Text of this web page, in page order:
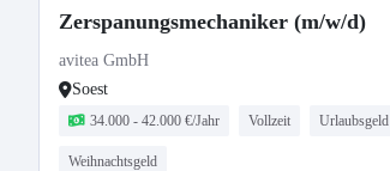
Zerspanungsmechaniker (m/w/d)
avitea GmbH
Soest
34.000 - 42.000 €/Jahr Vollzeit Urlaubsgeld
Weihnachtsgeld